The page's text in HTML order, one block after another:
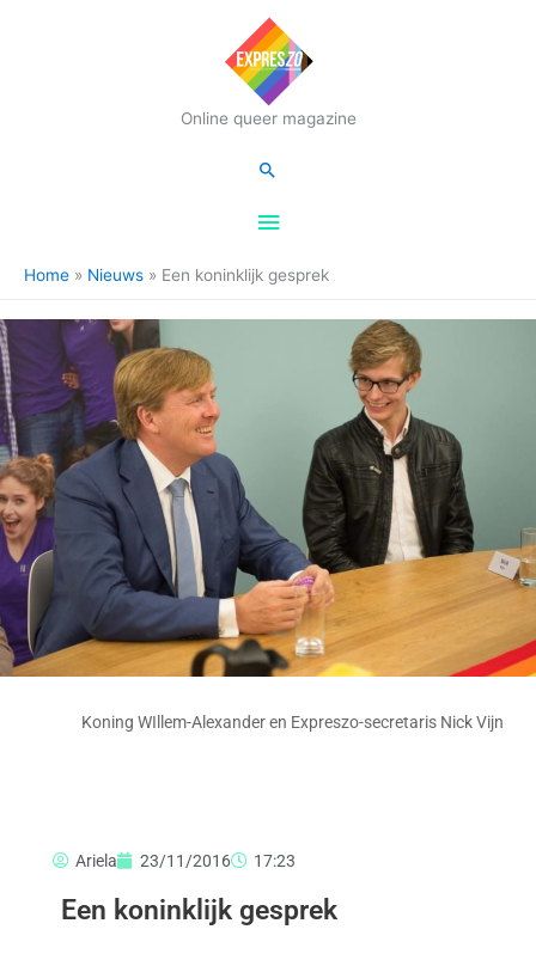
Online queer magazine
Hoofdmenu
Zoeken
Home Nieuws Een koninklijk gesprek
Koning WIllem-Alexander en Expreszo-secretaris Nick Vijn
Ariela 23/11/2016 17:23
Een koninklijk gesprek